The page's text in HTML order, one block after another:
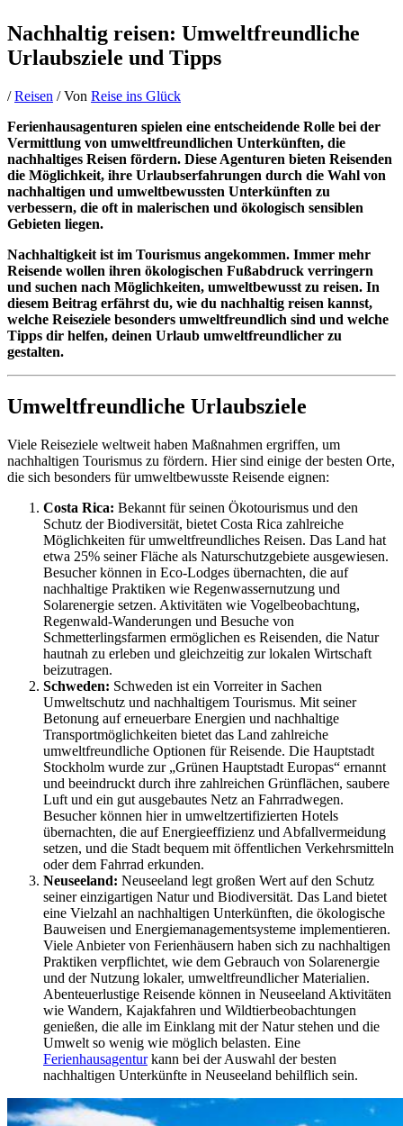
Nachhaltig reisen: Umweltfreundliche
Urlaubsziele und Tipps
/Reisen / Von Reise ins Glück
Ferienhausagenturen spielen eine entscheidende Rolle bei der
Vermittlung von umweltfreundlichen Unterkünften, die
nachhaltiges Reisen fördern. Diese Agenturen bieten Reisenden
die Möglichkeit, ihre Urlaubserfahrungen durch die Wahl von
nachhaltigen und umweltbewussten Unterkünften zu
verbessern, die oft in malerischen und ökologisch sensiblen
Gebieten liegen.
Nachhaltigkeit ist im Tourismus angekommen. Immer mehr
Reisende wollen ihren ökologischen Fußabdruck verringern
und suchen nach Möglichkeiten, umweltbewusst zu reisen. In
diesem Beitrag erfährst du, wie du nachhaltig reisen kannst,
welche Reiseziele besonders umweltfreundlich sind und welche
Tipps dir helfen, deinen Urlaub umweltfreundlicher zu
gestalten.
Umweltfreundliche Urlaubsziele
Viele Reiseziele weltweit haben Maßnahmen ergriffen, um
nachhaltigen Tourismus zu fördern. Hier sind einige der besten Orte,
die sich besonders für umweltbewusste Reisende eignen:
Costa Rica: Bekannt für seinen Ökotourismus und den
Schutz der Biodiversität, bietet Costa Rica zahlreiche
Möglichkeiten für umweltfreundliches Reisen. Das Land hat
etwa 25% seiner Fläche als Naturschutzgebiete ausgewiesen.
Besucher können in Eco-Lodges übernachten, die auf
nachhaltige Praktiken wie Regenwassernutzung und
Solarenergie setzen. Aktivitäten wie Vogelbeobachtung,
Regenwald-Wanderungen und Besuche von
Schmetterlingsfarmen ermöglichen es Reisenden, die Natur
hautnah zu erleben und gleichzeitig zur lokalen Wirtschaft
beizutragen.
Schweden: Schweden ist ein Vorreiter in Sachen
Umweltschutz und nachhaltigem Tourismus. Mit seiner
Betonung auf erneuerbare Energien und nachhaltige
Transportmöglichkeiten bietet das Land zahlreiche
umweltfreundliche Optionen für Reisende. Die Hauptstadt
Stockholm wurde zur „Grünen Hauptstadt Europas“ ernannt
und beeindruckt durch ihre zahlreichen Grünflächen, saubere
Luft und ein gut ausgebautes Netz an Fahrradwegen.
Besucher können hier in umweltzertifizierten Hotels
übernachten, die auf Energieeffizienz und Abfallvermeidung
setzen, und die Stadt bequem mit öffentlichen Verkehrsmitteln
oder dem Fahrrad erkunden.
Neuseeland: Neuseeland legt großen Wert auf den Schutz
seiner einzigartigen Natur und Biodiversität. Das Land bietet
eine Vielzahl an nachhaltigen Unterkünften, die ökologische
Bauweisen und Energiemanagementsysteme implementieren.
Viele Anbieter von Ferienhäusern haben sich zu nachhaltigen
Praktiken verpflichtet, wie dem Gebrauch von Solarenergie
und der Nutzung lokaler, umweltfreundlicher Materialien.
Abenteuerlustige Reisende können in Neuseeland Aktivitäten
wie Wandern, Kajakfahren und Wildtierbeobachtungen
genießen, die alle im Einklang mit der Natur stehen und die
Umwelt so wenig wie möglich belasten. Eine
Ferienhausagenturkann bei der Auswahl der besten
nachhaltigen Unterkünfte in Neuseeland behilflich sein.